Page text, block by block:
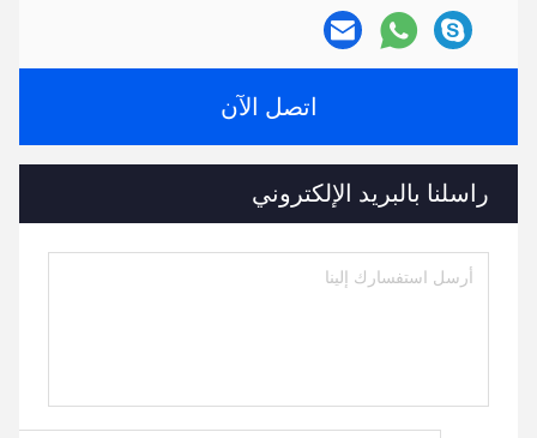
اتصل الآن
راسلنا بالبريد الإلكتروني